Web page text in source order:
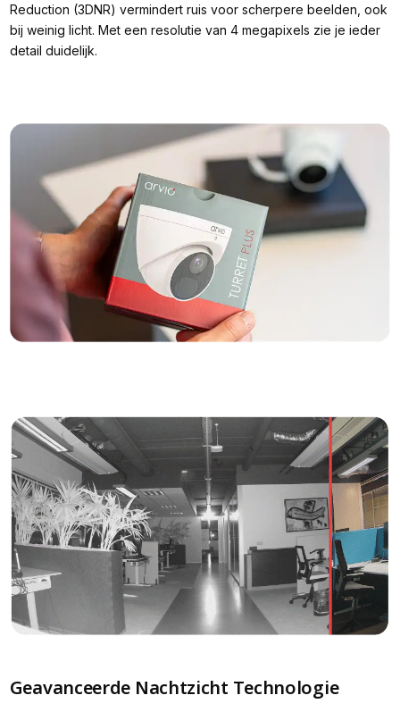
Reduction (3DNR) vermindert ruis voor scherpere beelden, ook
bij weinig licht. Met een resolutie van 4 megapixels zie je ieder
detail duidelijk.
Geavanceerde Nachtzicht Technologie